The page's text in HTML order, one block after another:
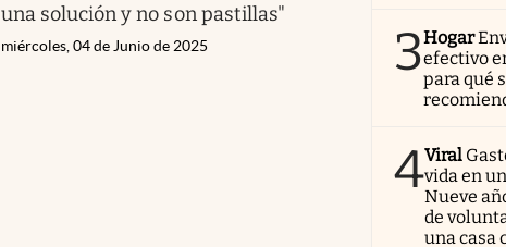
una solución y no son pastillas"
miércoles, 04 de Junio de 2025 3Hogar
efectivo
para qué
4Viral
vida en
Nueve
de
una casa